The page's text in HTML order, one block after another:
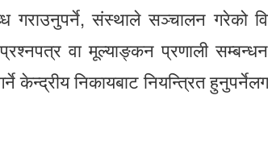
गराउनुपर्ने, संस्थाले सञ्चालन गरेको
वा मूल्याङ्कन प्रणाली सम्बन्धन
केन्द्रीय निकायबाट नियन्त्रित